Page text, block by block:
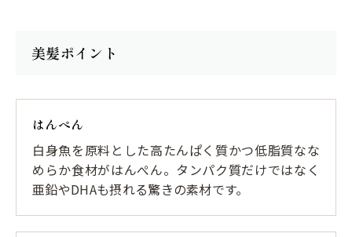
美髪ポイント
はんぺん
白身魚を原料とした高たんぱく質かつ低脂質なな
めらか食材がはんぺん。タンパク質だけではなく
亜鉛やDHAも摂れる驚きの素材です。